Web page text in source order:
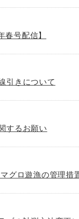
春号配信】
引きについて
するお願い
グロ遊漁の管理措